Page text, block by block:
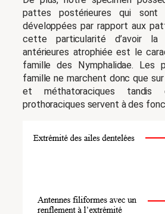
pattes postérieures qui sont
développées par rapport aux
cette particularité d’avoir
antérieures atrophiée est le
famille des Nymphalidae. Les
famille ne marchent donc que
et méthatoraciques
prothoraciques servent à des